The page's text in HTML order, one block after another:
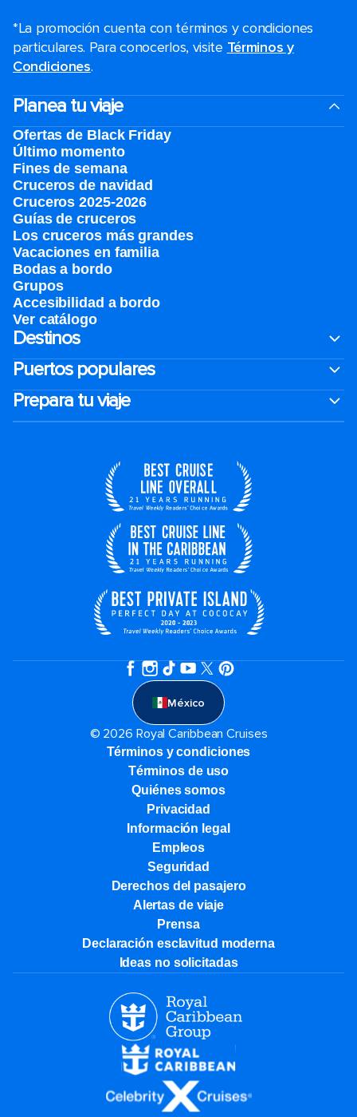
*La promoción cuenta con términos y condiciones
particulares. Para conocerlos, visite Términos y
Condiciones.
Planea tu viaje
Ofertas de Black Friday
Último momento
Fines de semana
Cruceros de navidad
Cruceros 2025-2026
Guías de cruceros
Los cruceros más grandes
Vacaciones en familia
Bodas a bordo
Grupos
Accesibilidad a bordo
Ver catálogo
Destinos
Puertos populares
Prepara tu viaje
México
© 2026 Royal Caribbean Cruises
Términos y condiciones
Términos de uso
Quiénes somos
Privacidad
Información legal
Empleos
Seguridad
Derechos del pasajero
Alertas de viaje
Prensa
Declaración esclavitud moderna
Ideas no solicitadas